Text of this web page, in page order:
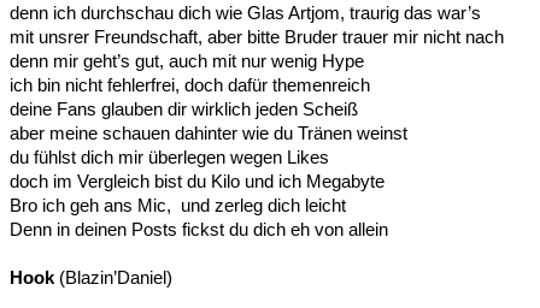
denn ich durchschau dich wie Glas Artjom, traurig das war’s
mit unsrer Freundschaft, aber bitte Bruder trauer mir nicht nach
denn mir geht’s gut, auch mit nur wenig Hype
ich bin nicht fehlerfrei, doch dafür themenreich
deine Fans glauben dir wirklich jeden Scheiß
aber meine schauen dahinter wie du Tränen weinst
du fühlst dich mir überlegen wegen Likes
doch im Vergleich bist du Kilo und ich Megabyte
Bro ich geh ans Mic, und zerleg dich leicht
Denn in deinen Posts fickst du dich eh von allein
Hook (Blazin’Daniel)